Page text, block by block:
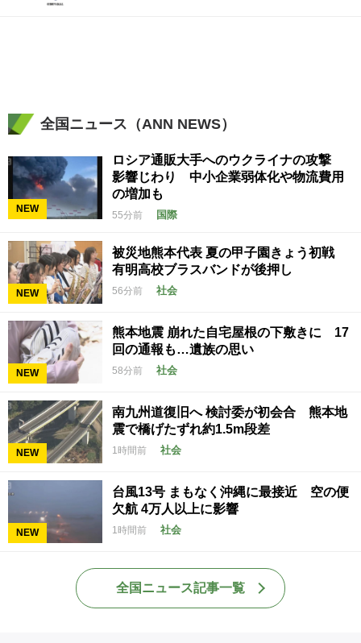
全国ニュース（ANN NEWS）
NEW
ロシア通販大手へのウクライナの攻撃
影響じわり 中小企業弱体化や物流費用
の増加も
55分前 国際
NEW
被災地熊本代表 夏の甲子園きょう初戦
有明高校ブラスバンドが後押し
56分前 社会
NEW
熊本地震 崩れた自宅屋根の下敷きに 17
回の通報も…遺族の思い
58分前 社会
NEW
南九州道復旧へ 検討委が初会合 熊本地
震で橋げたずれ約1.5m段差
1時間前 社会
NEW
台風13号 まもなく沖縄に最接近 空の便
欠航 4万人以上に影響
1時間前 社会
全国ニュース記事一覧